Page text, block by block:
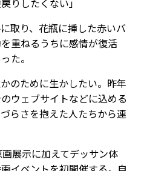
りしたくない」
取り、花瓶に挿した赤いバ
重ねるうちに感情が復活
た。
のために生かしたい。昨年
ウェブサイトなどに込める
らさを抱えた人たちから連
展示に加えてデッサン体